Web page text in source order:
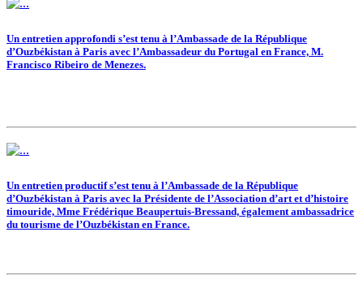
Un entretien approfondi s’est tenu à l’Ambassade de la République
d’Ouzbékistan à Paris avec l’Ambassadeur du Portugal en France, M.
Francisco Ribeiro de Menezes.
Un entretien productif s’est tenu à l’Ambassade de la République
d’Ouzbékistan à Paris avec la Présidente de l’Association d’art et d’histoire
timouride, Mme Frédérique Beaupertuis-Bressand, également ambassadrice
du tourisme de l’Ouzbékistan en France.